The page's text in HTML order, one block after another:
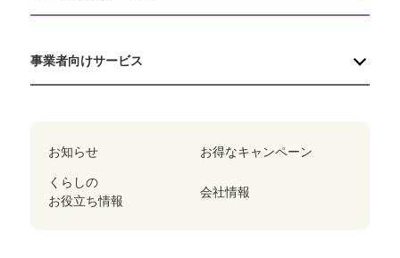
事業者向けサービス
お知らせ お得なキャンペーン
くらしの
お役立ち情報
会社情報